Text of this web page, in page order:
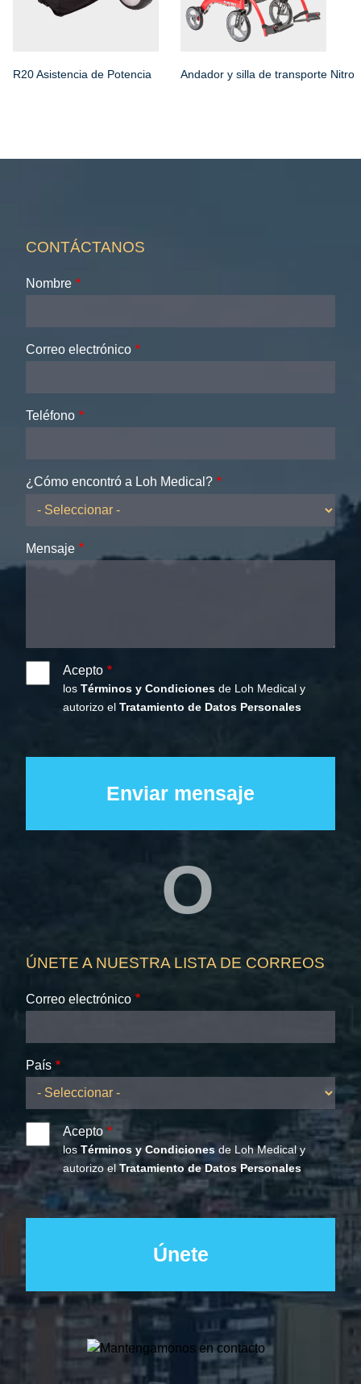
R20 Asistencia de Potencia Andador y silla de transporte Nitro
CONTÁCTANOS
Nombre
Correo electrónico
Teléfono
¿Cómo encontró a Loh Medical?
Mensaje
Acepto
losTérminos y Condiciones de Loh Medical y
autorizo elTratamiento de Datos Personales
O
ÚNETE A NUESTRA LISTA DE CORREOS
Correo electrónico
País
Acepto
losTérminos y Condicionesde Loh Medical y
autorizo elTratamiento de Datos Personales